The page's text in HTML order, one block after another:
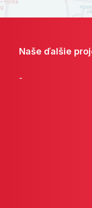
Naše ďalšie
-